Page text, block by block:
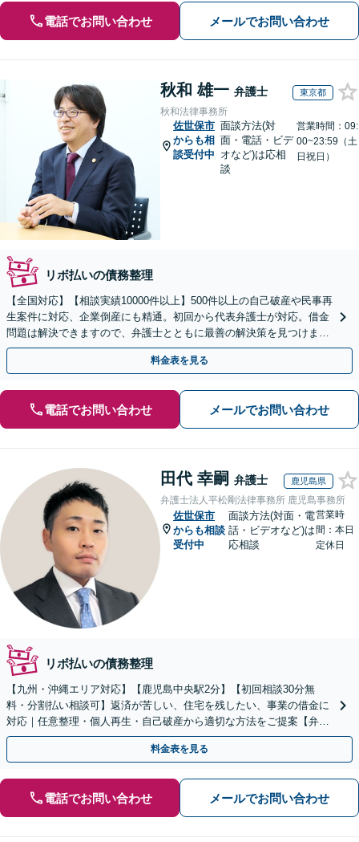
電話でお問い合わせ メールでお問い合わせ
秋和 雄一 弁護士 東京都
秋和法律事務所
佐世保市
からも相
談受付中
面談方法(対
面・電話・ビデ
オなど)は応相
談
営業時間：09:
00~23:59（土
日祝日）
リボ払いの債務整理
【全国対応】【相談実績10000件以上】500件以上の自己破産や民事再
生案件に対応、企業倒産にも精通。初回から代表弁護士が対応。借金
問題は解決できますので、弁護士とともに最善の解決策を見つけまし
ょう【初回相談無料】【法テラス利用可】
料金表を見る
電話でお問い合わせ メールでお問い合わせ
田代 幸嗣 弁護士 鹿児島県
弁護士法人平松剛法律事務所 鹿児島事務所
佐世保市
からも相談
受付中
面談方法(対面・電
話・ビデオなど)は
応相談
営業時
間：本日
定休日
リボ払いの債務整理
【九州・沖縄エリア対応】【鹿児島中央駅2分】【初回相談30分無
料・分割払い相談可】返済が苦しい、住宅を残したい、事業の借金に
対応｜任意整理・個人再生・自己破産から適切な方法をご提案【弁護
士歴10年以上】
料金表を見る
電話でお問い合わせ メールでお問い合わせ